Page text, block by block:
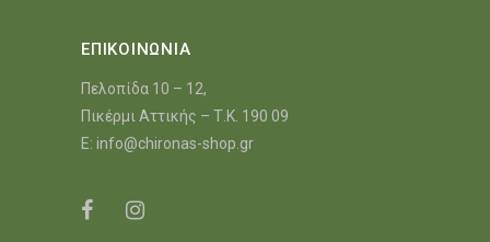
ΕΠΙΚΟΙΝΩΝΙΑ
Πελοπίδα 10 – 12,
Πικέρμι Αττικής – Τ.Κ. 190 09
E: info@chironas-shop.gr